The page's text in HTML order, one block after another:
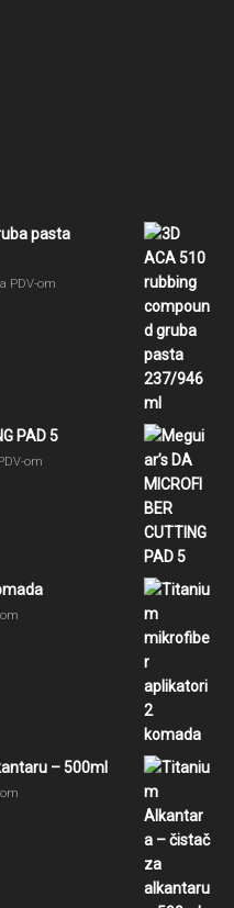
pasta
PDV-om
PAD 5
om
– 500ml